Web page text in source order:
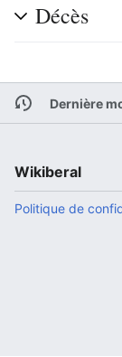
Décès
Dernière
Wikiberal
Politique de